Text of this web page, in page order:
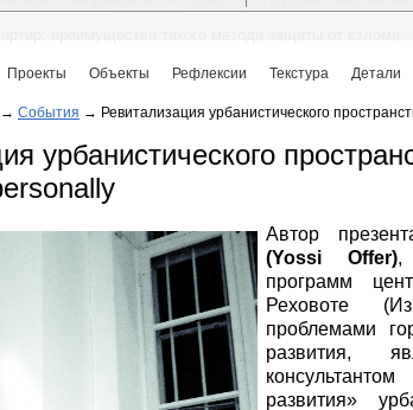
Проекты Объекты Рефлексии Текстура Детали
→ События → Ревитализация урбанистического
урбанистического
Автор
(Yossi Offer),
программ
Реховоте
проблемами
развития,
развития»